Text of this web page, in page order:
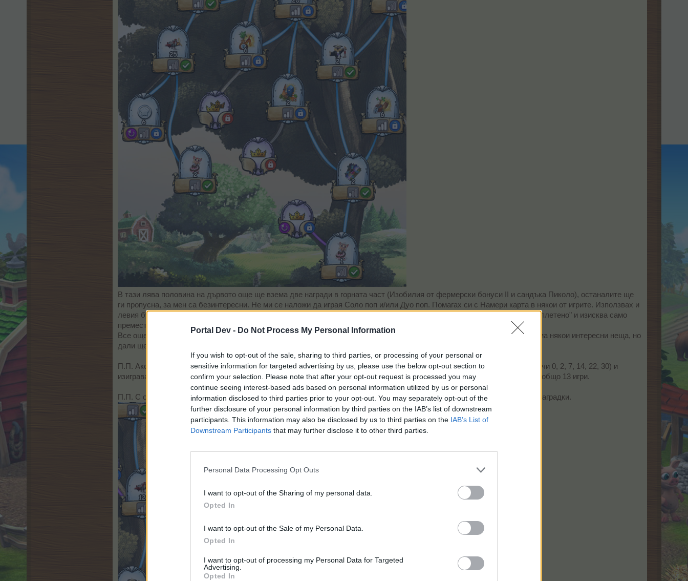
Portal Dev - Do Not Process My Personal Information
If you wish to opt-out of the sale, sharing to third parties, or processing of your personal or
sensitive information for targeted advertising by us, please use the below opt-out section to
confirm your selection. Please note that after your opt-out request is processed you may
continue seeing interest-based ads based on personal information utilized by us or personal
information disclosed to third parties prior to your opt-out. You may separately opt-out of the
further disclosure of your personal information by third parties on the IAB’s list of downstream
participants. This information may also be disclosed by us to third parties on the IAB’s List of
Downstream Participants that may further disclose it to other third parties.
Personal Data Processing Opt Outs
I want to opt-out of the Sharing of my personal data.
Opted In
I want to opt-out of the Sale of my Personal Data.
Opted In
I want to opt-out of processing my Personal Data for Targeted
Advertising.
Opted In
В тази лява половина на дървото още ще взема две награди в горната част (Изобилия от фермерски бонуси II и сандъка Пиколо), останалите ще
ги пропусна, за мен са безинтересни. Не ми се наложи да играя Соло поп и/или Дуо поп. Помагах си с Намери карта в някои от игрите. Използвах и
левия бутон на мишката за по-бързото преместване на картите върху асата в крайната фаза, когато вече всичко е "разплетено" и изисква само
преместванет им там. Изиграването на тези 16 игри ми отне съвсем малко под 1 час.
Все още не съм решила дали ще играя за монети със звезда, т.е. дали искам нещо от магазина, по-скоро - не. Не че няма някои интересни неща, но
дали ще намеря време, дали ще ми се играе още???
П.П. Ако се изграе само за втория ред, най-лесният начин според мен е нагоре по стъблото до вземането на реда (задачи 0, 2, 7, 14, 22, 30) и
изиграването на играта за 8 монети (задача 37) 7 пъти за вземането на Магьосник на кексчета и Фламбирана торта, т.е. общо 13 игри.
П.П. С още 4 игри взех и първия ред. Т.е. за двата реда общо 20 игри. Игрите оттук насетне са за някакви примамливи наградки.